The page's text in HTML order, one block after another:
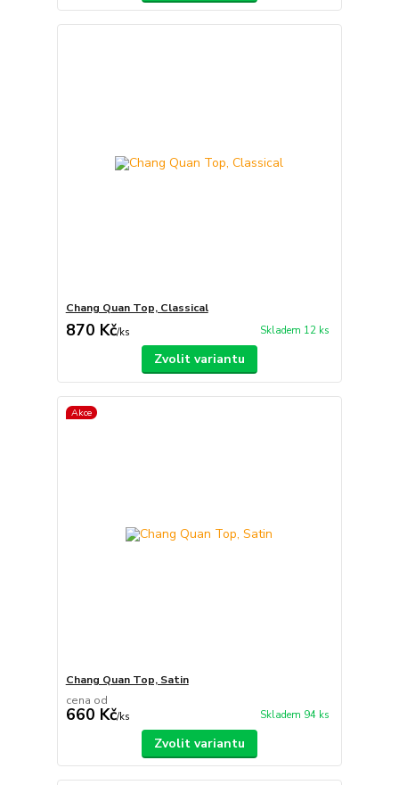
Chang Quan Top, Classical
870 Kč/ks Skladem 12 ks
Zvolit variantu
Akce
Chang Quan Top, Satin
cena od
660 Kč/ks Skladem 94 ks
Zvolit variantu